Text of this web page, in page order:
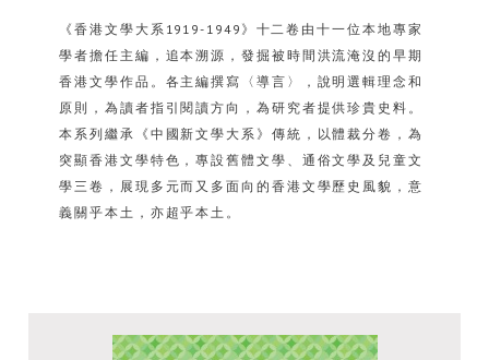
《香港文學大系1919-1949》十二卷由十一位本地專家
學者擔任主編，追本溯源，發掘被時間洪流淹沒的早期
香港文學作品。各主編撰寫〈導言〉，說明選輯理念和
原則，為讀者指引閱讀方向，為研究者提供珍貴史料。
本系列繼承《中國新文學大系》傳統，以體裁分卷，為
突顯香港文學特色，專設舊體文學、通俗文學及兒童文
學三卷，展現多元而又多面向的香港文學歷史風貌，意
義關乎本土，亦超乎本土。